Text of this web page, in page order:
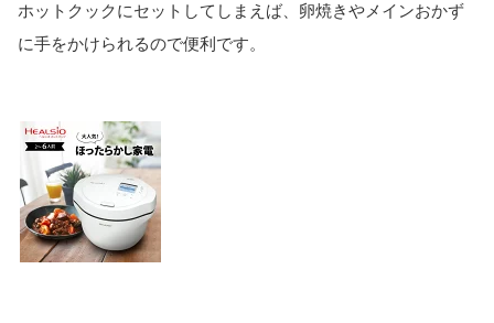
ホットクックにセットしてしまえば、卵焼きやメインおかず
に手をかけられるので便利です。